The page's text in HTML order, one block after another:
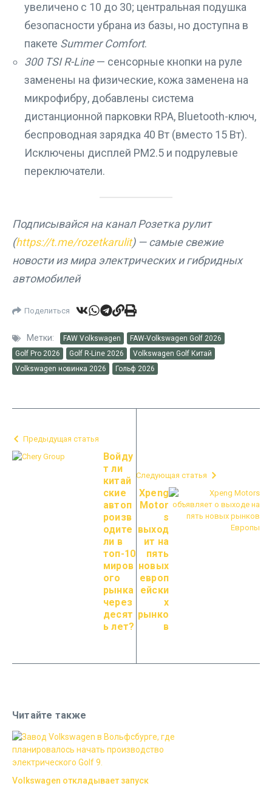
увеличено с 10 до 30; центральная подушка
безопасности убрана из базы, но доступна в
пакете Summer Comfort.
300 TSI R-Line— сенсорные кнопки на руле
заменены на физические, кожа заменена на
микрофибру, добавлены система
дистанционной парковки RPA, Bluetooth-ключ,
беспроводная зарядка 40 Вт (вместо 15 Вт).
Исключены дисплей PM2.5 и подрулевые
переключатели.
Подписывайся на канал Розетка рулит
(https://t.me/rozetkarulit) — самые свежие
новости из мира электрических и гибридных
автомобилей
Поделиться
Метки: FAW Volkswagen
FAW-Volkswagen Golf 2026
Golf Pro 2026
Golf R-Line 2026
Volkswagen Golf Китай
Volkswagen новинка 2026
Гольф 2026
Предыдущая статья
Войду
т ли
китай
ские
автоп
роизв
одите
ли в
топ-10
миров
ого
рынка
через
десят
ь лет?
Следующая статья
Xpeng
Motor
s
выход
ит на
пять
новых
европ
ейски
х
рынко
в
Читайте также
Volkswagen откладывает запуск